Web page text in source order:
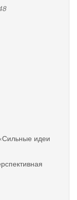
идеи